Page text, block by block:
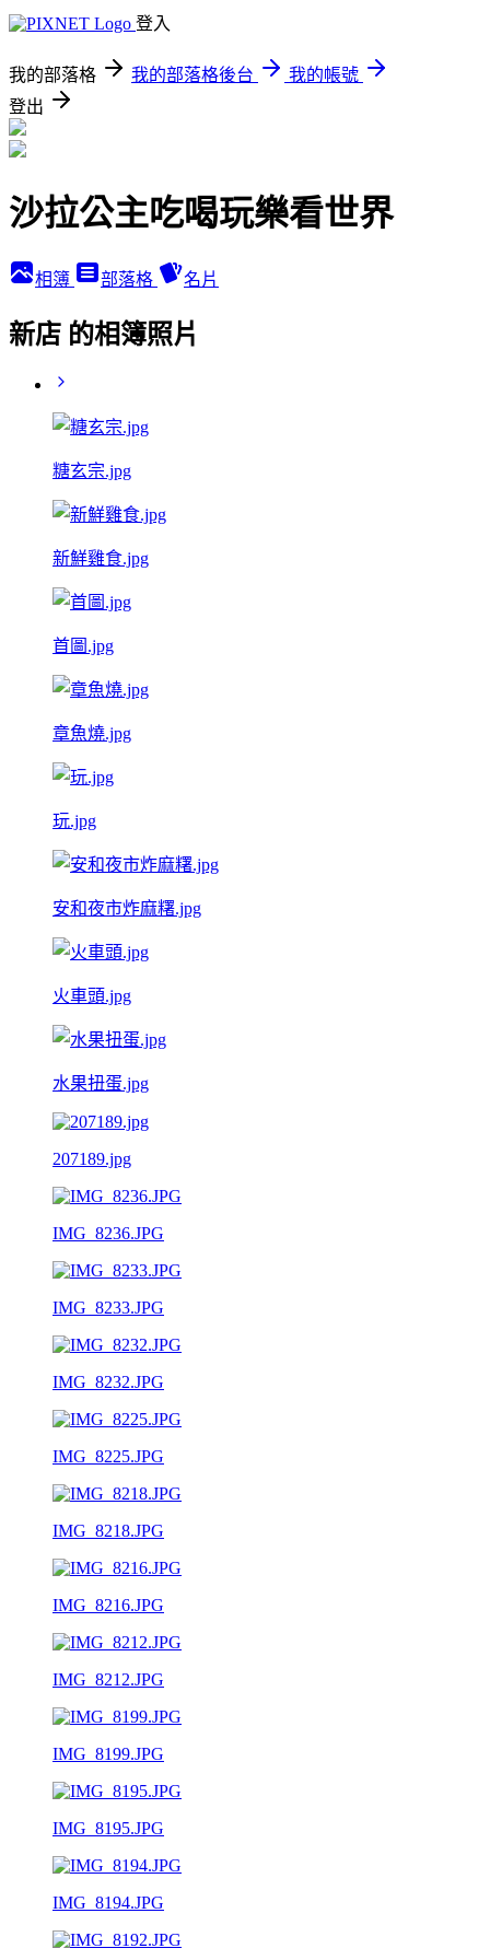
登入
我的部落格 我的部落格後台
我的帳號
登出
沙拉公主吃喝玩樂看世界
相簿 部落格 名片
新店 的相簿照片
糖玄宗.jpg
新鮮雞食.jpg
首圖.jpg
章魚燒.jpg
玩.jpg
安和夜市炸麻糬.jpg
火車頭.jpg
水果扭蛋.jpg
207189.jpg
IMG_8236.JPG
IMG_8233.JPG
IMG_8232.JPG
IMG_8225.JPG
IMG_8218.JPG
IMG_8216.JPG
IMG_8212.JPG
IMG_8199.JPG
IMG_8195.JPG
IMG_8194.JPG